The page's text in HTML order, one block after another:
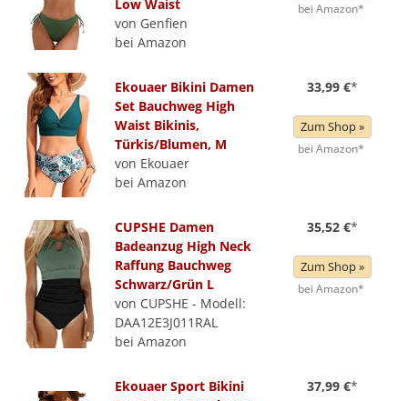
Low Waist
von Genfien
bei Amazon
bei Amazon*
Ekouaer Bikini Damen
Set Bauchweg High
Waist Bikinis,
Türkis/Blumen, M
von Ekouaer
bei Amazon
33,99 €*
Zum Shop »
bei Amazon*
CUPSHE Damen
Badeanzug High Neck
Raffung Bauchweg
Schwarz/Grün L
von CUPSHE - Modell:
DAA12E3J011RAL
bei Amazon
35,52 €*
Zum Shop »
bei Amazon*
Ekouaer Sport Bikini
37,99 €*